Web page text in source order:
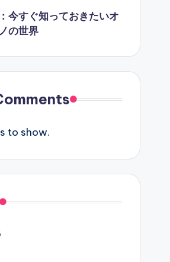
今すぐ知っておきたいオ
の世界
to show.